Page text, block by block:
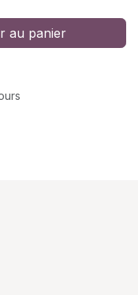
au panier